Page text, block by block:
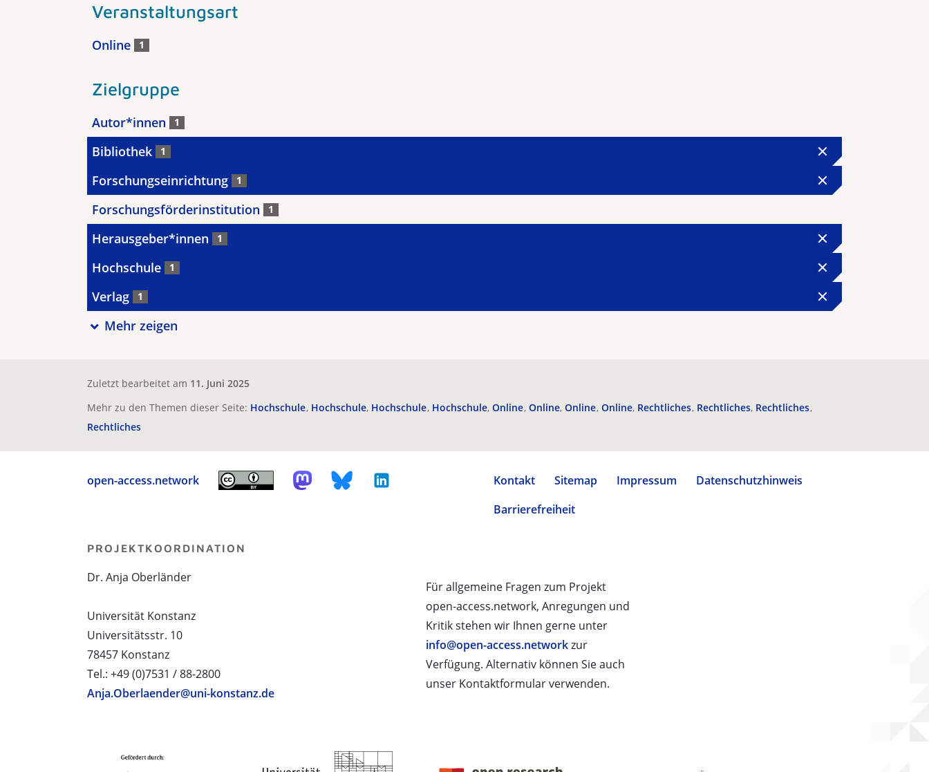
Veranstaltungsart
Online 1
Zielgruppe
Autor*innen 1
Bibliothek 1
Forschungseinrichtung 1
Forschungsförderinstitution 1
Herausgeber*innen 1
Hochschule 1
Verlag 1
Mehr zeigen
Zuletzt bearbeitet am 11. Juni 2025
Mehr zu den Themen dieser Seite: Hochschule Hochschule Hochschule Hochschule Online Online Online Online Rechtliches Rechtliches Rechtliches
Rechtliches
open-access.network Kontakt Sitemap Impressum
Datenschutzhinweis
Barrierefreiheit
Für allgemeine Fragen zum Projekt
open-access.network, Anregungen und
Kritik stehen wir Ihnen gerne unter
info@open-access.networkzur
Verfügung. Alternativ können Sie auch
unser Kontaktformular verwenden.
PROJEKTKOORDINATION
Dr. Anja Oberländer
Universität Konstanz
Universitätsstr. 10
78457 Konstanz
Tel.: +49 (0)7531 / 88-2800
Anja.Oberlaender@uni-konstanz.de